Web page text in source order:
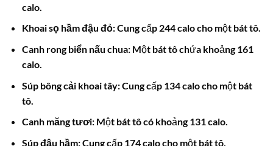
calo.
Khoai sọ hầm đậu đỏ:Cung cấp 244 calo cho một bát tô.
Canh rong biển nấu chua:Một bát tô chứa khoảng 161
calo.
Súp bông cải khoai tây:Cung cấp 134 calo cho một bát
tô.
Canh măng tươi:Một bát tô có khoảng 131 calo.
Súp đậu hầm:Cung cấp 174 calo cho một bát tô.